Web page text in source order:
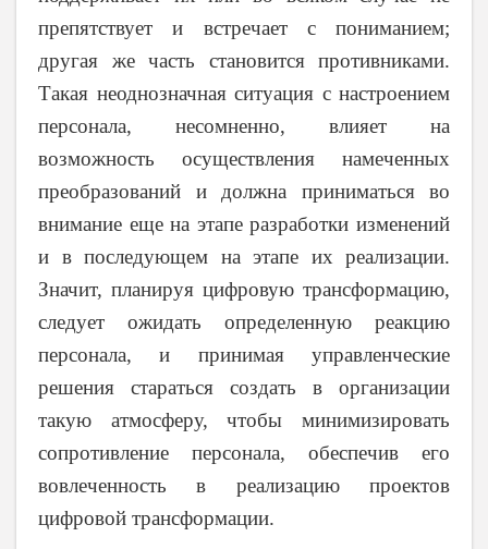
препятствует и встречает с пониманием;
другая же часть становится противниками.
Такая неоднозначная ситуация с настроением
персонала, несомненно, влияет на
возможность осуществления намеченных
преобразований и должна приниматься во
внимание еще на этапе разработки изменений
и в последующем на этапе их реализации.
Значит, планируя цифровую трансформацию,
следует ожидать определенную реакцию
персонала, и принимая управленческие
решения стараться создать в организации
такую атмосферу, чтобы минимизировать
сопротивление персонала, обеспечив его
вовлеченность в реализацию проектов
цифровой трансформации.